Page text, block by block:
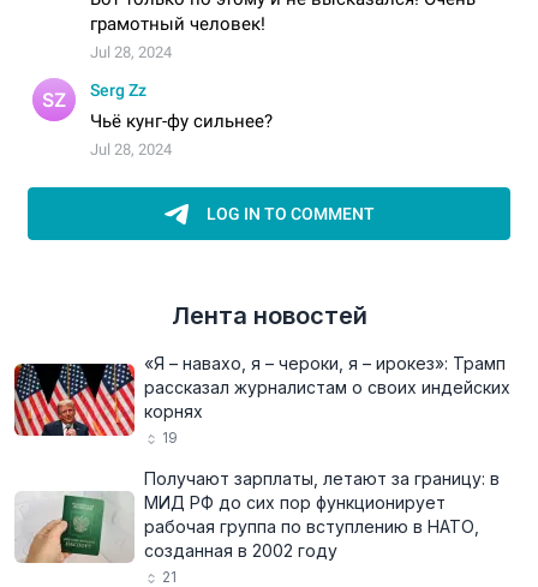
Лента новостей
«Я – навахо, я – чероки, я – ирокез»: Трамп
рассказал журналистам о своих индейских
корнях
19
Получают зарплаты, летают за границу: в
МИД РФ до сих пор функционирует
рабочая группа по вступлению в НАТО,
созданная в 2002 году
21